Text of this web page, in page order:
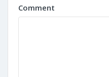
Comment